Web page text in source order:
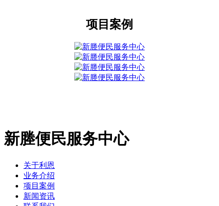
项目案例
新塍便民服务中心
关于利恩
业务介绍
项目案例
新闻资讯